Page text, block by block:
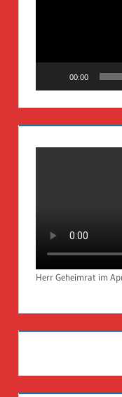
00:00
Herr Geheimrat im